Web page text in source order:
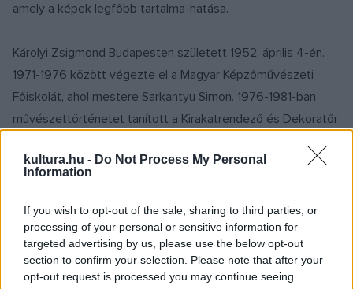
kultura.hu - Do Not Process My Personal
Information
If you wish to opt-out of the sale, sharing to third parties, or
processing of your personal or sensitive information for
targeted advertising by us, please use the below opt-out
section to confirm your selection. Please note that after your
opt-out request is processed you may continue seeing
amely a képek legfőbb tartalma-hatása.
Károlyi Zsigmond Budapesten született 1952. április 4-én.
1971-1976 között végezte el a Magyar Képzőművészeti
Főiskolát, ahol mestere Sarkantyu Simon. 1976-1981-ban
művészettörténetet tanított a Kirakatrendező és Dekoratőr
Képzőművészeti Szakközépiskolában. 1987-1991-ben a
osztályvezető tanár (1998-tól tanszékvezető) a Magyar
Képzőművészeti Főiskola festőszakán. 1977: A chicagói
Theodoron Fondation díja; 1982 és 1986: Makó város
művészeti díja; 1986: pedagógiai működéséért a Szocialista